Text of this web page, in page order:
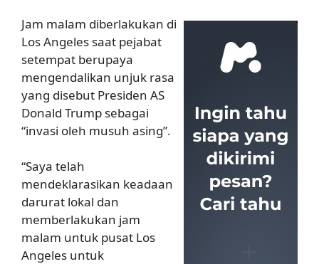
Jam malam diberlakukan di
Los Angeles saat pejabat
setempat berupaya
mengendalikan unjuk rasa
yang disebut Presiden AS
Donald Trump sebagai
“invasi oleh musuh asing”.
“Saya telah
mendeklarasikan keadaan
darurat lokal dan
memberlakukan jam
malam untuk pusat Los
Angeles untuk